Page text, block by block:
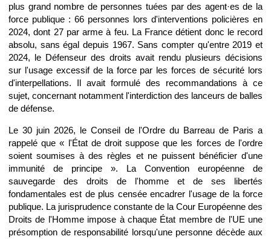
plus grand nombre de personnes tuées par des agent·es de la
force publique : 66 personnes lors d'interventions policières en
2024, dont 27 par arme à feu. La France détient donc le record
absolu, sans égal depuis 1967. Sans compter qu'entre 2019 et
2024, le Défenseur des droits avait rendu plusieurs décisions
sur l'usage excessif de la force par les forces de sécurité lors
d'interpellations. Il avait formulé des recommandations à ce
sujet, concernant notamment l'interdiction des lanceurs de balles
de défense.
Le 30 juin 2026, le Conseil de l'Ordre du Barreau de Paris a
rappelé que « l'État de droit suppose que les forces de l'ordre
soient soumises à des règles et ne puissent bénéficier d'une
immunité de principe ». La Convention européenne de
sauvegarde des droits de l'homme et de ses libertés
fondamentales est de plus censée encadrer l'usage de la force
publique. La jurisprudence constante de la Cour Européenne des
Droits de l'Homme impose à chaque État membre de l'UE une
présomption de responsabilité lorsqu'une personne décède aux